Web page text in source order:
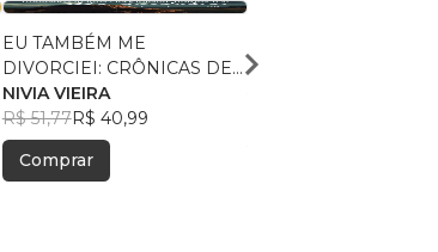
EU TAMBÉM ME
DIVORCIEI: CRÔNICAS DE
UMA FILHA QUE PERDEU
UM LAR
NIVIA VIEIRA
R$ 51,77R$ 40,99
Comprar
Pedro Bove